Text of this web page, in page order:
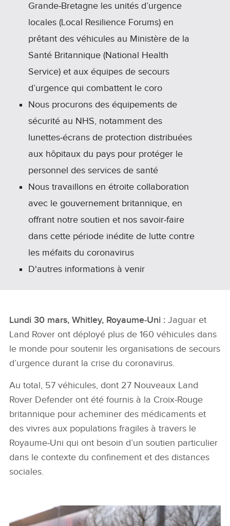
Grande‑Bretagne les unités d’urgence
locales (Local Resilience Forums) en
prêtant des véhicules au Ministère de la
Santé Britannique (National Health
Service) et aux équipes de secours
d’urgence qui combattent le coro
Nous procurons des équipements de
sécurité au NHS, notamment des
lunettes‑écrans de protection distribuées
aux hôpitaux du pays pour protéger le
personnel des services de santé
Nous travaillons en étroite collaboration
avec le gouvernement britannique, en
offrant notre soutien et nos savoir‑faire
dans cette période inédite de lutte contre
les méfaits du coronavirus
D'autres informations à venir
Lundi 30 mars, Whitley, Royaume‑Uni : Jaguar et
Land Rover ont déployé plus de 160 véhicules dans
le monde pour soutenir les organisations de secours
d’urgence durant la crise du coronavirus.
Au total, 57 véhicules, dont 27 Nouveaux Land
Rover Defender ont été fournis à la Croix‑Rouge
britannique pour acheminer des médicaments et
des vivres aux populations fragiles à travers le
Royaume‑Uni qui ont besoin d’un soutien particulier
dans le contexte du confinement et des distances
sociales.